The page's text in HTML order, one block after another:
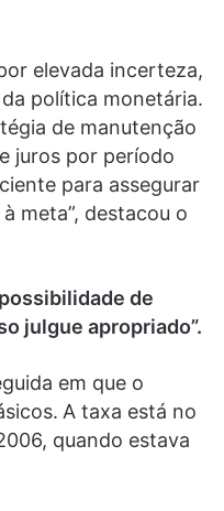
elevada incerteza,
política monetária.
de manutenção
juros por período
para assegurar
meta”, destacou o
de
julgue apropriado”.
em que o
A taxa está no
quando estava